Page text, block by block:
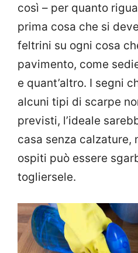
così – per quanto
prima cosa che si
feltrini su ogni cosa
pavimento, come
e quant’altro. I segni
alcuni tipi di scarpe
previsti, l’ideale
casa senza calzature,
ospiti può essere
togliersele.